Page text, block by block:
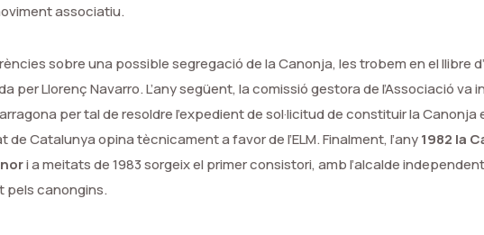
associatiu.
sobre una possible segregació de la Canonja, les trobem en el llibre
per Llorenç Navarro. L’any següent, la comissió gestora de l’Associació
per tal de resoldre l’expedient de sol·licitud de constituir la Canonja
de Catalunya opina tècnicament a favor de l’ELM. Finalment, l’any1982 la
i a meitats de 1983 sorgeix el primer consistori, amb l’alcalde
pels canongins.